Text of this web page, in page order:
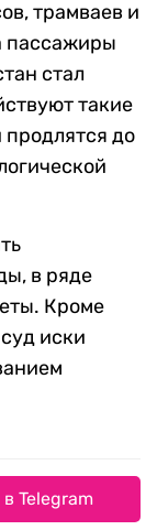
трамваев и
пассажиры
стал
такие
до
в ряде
Кроме
иски
Telegram